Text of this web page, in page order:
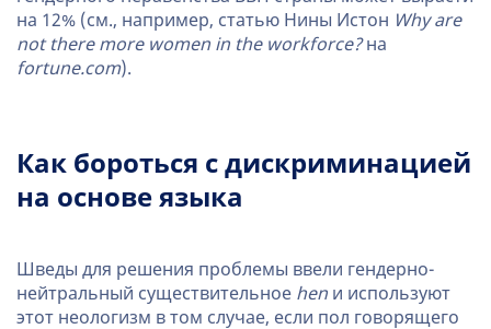
на 12% (см., например, статью Нины Истон Why are
not there more women in the workforce?на
fortune.com).
Как бороться с дискриминацией
на основе языка
Шведы для решения проблемы ввели гендерно-
нейтральный существительное hen и используют
этот неологизм в том случае, если пол говорящего